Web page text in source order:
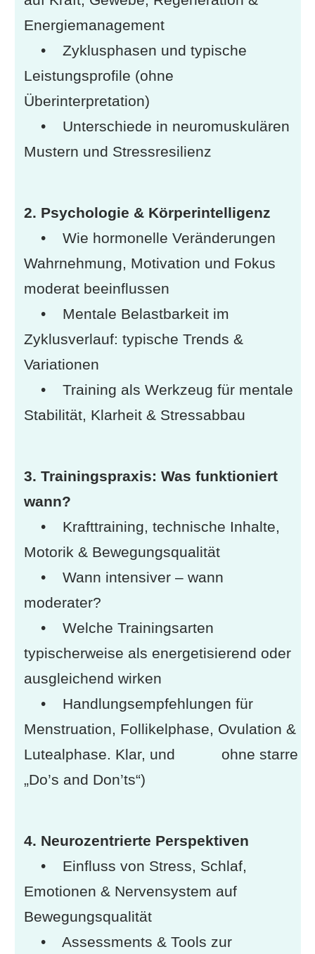
Energiemanagement
• Zyklusphasen und typische
Leistungsprofile (ohne
Überinterpretation)
• Unterschiede in neuromuskulären
Mustern und Stressresilienz
2. Psychologie & Körperintelligenz
• Wie hormonelle Veränderungen
Wahrnehmung, Motivation und Fokus
moderat beeinflussen
• Mentale Belastbarkeit im
Zyklusverlauf: typische Trends &
Variationen
• Training als Werkzeug für mentale
Stabilität, Klarheit & Stressabbau
3. Trainingspraxis: Was funktioniert
wann?
• Krafttraining, technische Inhalte,
Motorik & Bewegungsqualität
• Wann intensiver – wann
moderater?
• Welche Trainingsarten
typischerweise als energetisierend oder
ausgleichend wirken
• Handlungsempfehlungen für
Menstruation, Follikelphase, Ovulation &
Lutealphase. Klar, und ohne starre
„Do’s and Don’ts“)
4. Neurozentrierte Perspektiven
• Einfluss von Stress, Schlaf,
Emotionen & Nervensystem auf
Bewegungsqualität
• Assessments & Tools zur